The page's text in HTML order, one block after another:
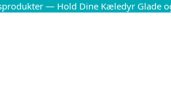
— Hold Dine Kæledyr Glade